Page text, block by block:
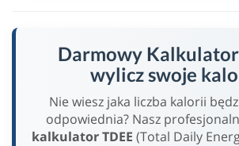
Darmowy Kalkulator
wylicz swoje
Nie wiesz jaka liczba kalorii
odpowiednia? Nasz
kalkulator TDEE (Total Daily